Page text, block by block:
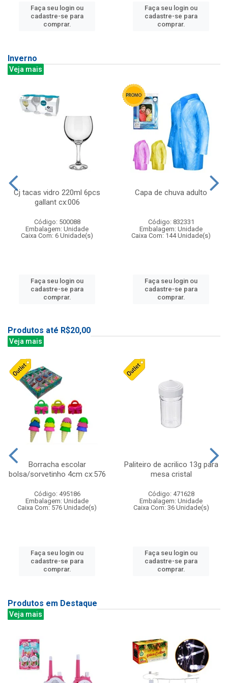
Faça seu login ou
cadastre-se para
comprar.
Faça seu login ou
cadastre-se para
comprar.
Inverno
Veja mais
Cj tacas vidro 220ml 6pcs
gallant cx:006
Código: 500088
Embalagem: Unidade
Caixa Com: 6 Unidade(s)
Faça seu login ou
cadastre-se para
comprar.
Capa de chuva adulto
Código: 832331
Embalagem: Unidade
Caixa Com: 144 Unidade(s)
Faça seu login ou
cadastre-se para
comprar.
Produtos até R$20,00
Veja mais
Borracha escolar
bolsa/sorvetinho 4cm cx:576
Código: 495186
Embalagem: Unidade
Caixa Com: 576 Unidade(s)
Faça seu login ou
cadastre-se para
comprar.
Paliteiro de acrilico 13g para
mesa cristal
Código: 471628
Embalagem: Unidade
Caixa Com: 36 Unidade(s)
Faça seu login ou
cadastre-se para
comprar.
Produtos em Destaque
Veja mais